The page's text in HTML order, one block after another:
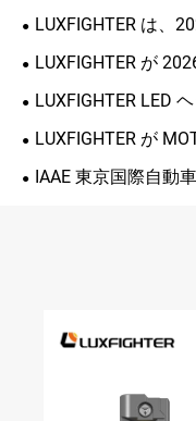
ださい
LUXFIGHTER は、
139 回広州交易会で
LUXFIGHTER が
ミアム LED 照明ソ
LUXFIGHTER LED
る AUTOPROMOTEC
LUXFIGHTER が
を飾り、スマート照
IAAE 東京国際自動